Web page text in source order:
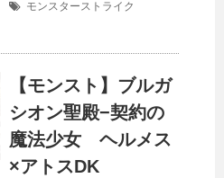
モンスターストライク
【モンスト】ブルガ
シオン聖殿−契約の
魔法少女 ヘルメス
×アトスDK